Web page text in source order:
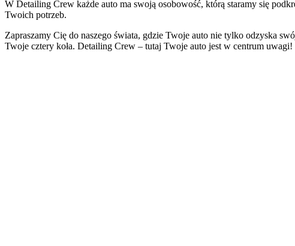
W Detailing Crew każde auto ma swoją osobowość, którą staramy się
Twoich potrzeb.
Zapraszamy Cię do naszego świata, gdzie Twoje auto nie tylko odzyska
Twoje cztery koła. Detailing Crew – tutaj Twoje auto jest w centrum uwagi!